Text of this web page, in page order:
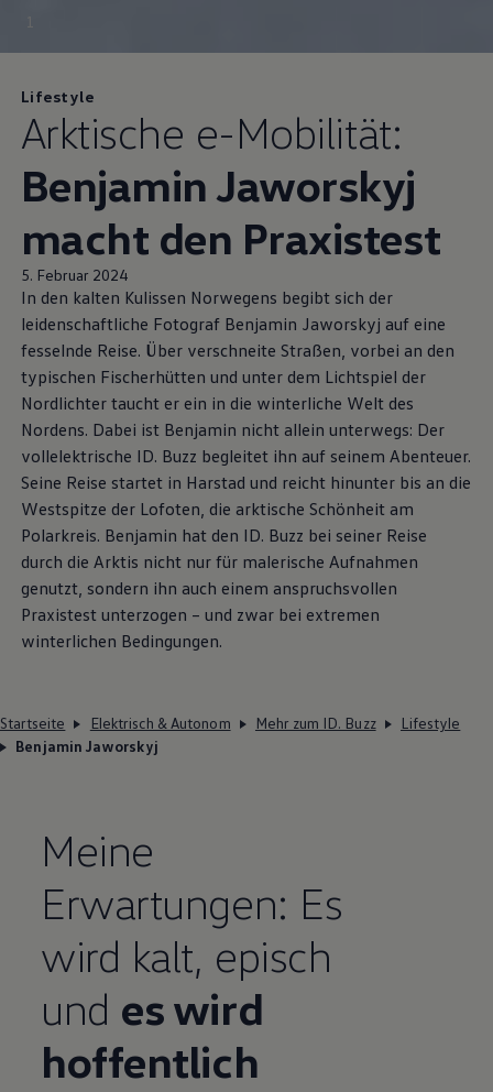
Lifestyle
Arktische e-Mobilität:
Benjamin Jaworskyj
macht den Praxistest
5. Februar 2024
In den kalten Kulissen Norwegens begibt sich der
leidenschaftliche Fotograf Benjamin Jaworskyj auf eine
fesselnde Reise. Über verschneite Straßen, vorbei an den
typischen Fischerhütten und unter dem Lichtspiel der
Nordlichter taucht er ein in die winterliche Welt des
Nordens. Dabei ist Benjamin nicht allein unterwegs: Der
vollelektrische ID. Buzz begleitet ihn auf seinem Abenteuer.
Seine Reise startet in Harstad und reicht hinunter bis an die
Westspitze der Lofoten, die arktische Schönheit am
Polarkreis. Benjamin hat den ID. Buzz bei seiner Reise
durch die Arktis nicht nur für malerische Aufnahmen
genutzt, sondern ihn auch einem anspruchsvollen
Praxistest unterzogen – und zwar bei extremen
winterlichen Bedingungen.
Startseite Elektrisch & Autonom Mehr zum ID. Buzz
Lifestyle
Benjamin Jaworskyj
Meine
Erwartungen: Es
wird kalt, episch
und es wird
hoffentlich